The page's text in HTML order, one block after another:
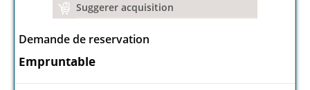
Suggerer acquisition
Demande de reservation
Empruntable